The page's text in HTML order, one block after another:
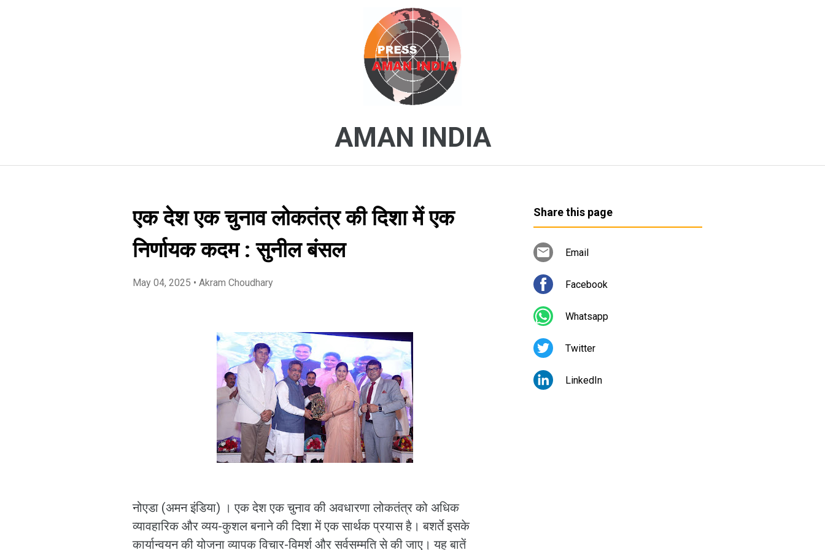
AMAN INDIA
एक देश एक चुनाव लोकतंत्र की दिशा में एक
निर्णायक कदम : सुनील बंसल
May 04, 2025 • Akram Choudhary
नोएडा (अमन इंडिया) । एक देश एक चुनाव की अवधारणा लोकतंत्र को अधिक
व्यावहारिक और व्यय-कुशल बनाने की दिशा में एक सार्थक प्रयास है। बशर्ते इसके
कार्यान्वयन की योजना व्यापक विचार-विमर्श और सर्वसम्मति से की जाए। यह बातें
Share this page
Email
Facebook
Whatsapp
Twitter
LinkedIn